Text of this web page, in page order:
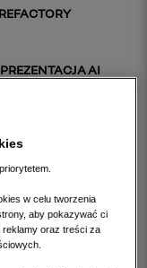
REFACTORY
PREZENTACJA AI
w celu tworzenia
aby pokazywać ci
reklamy oraz treści za